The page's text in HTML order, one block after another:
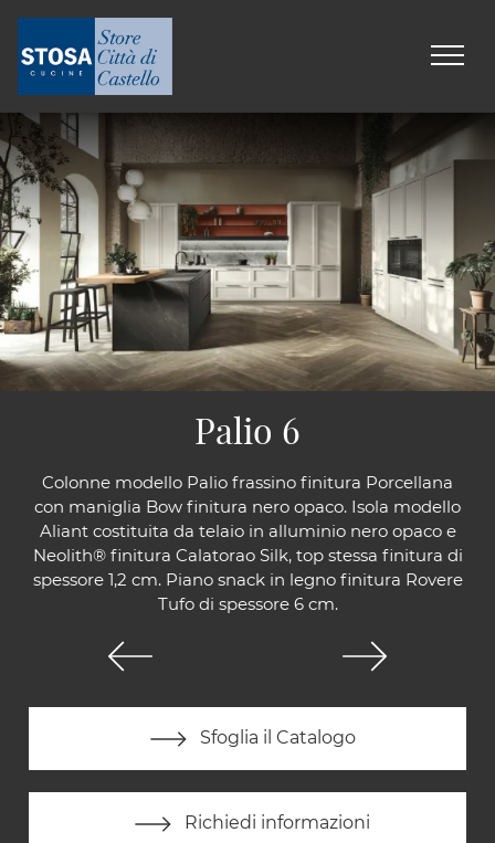
Colonne modello Palio frassino finitura Porcellana
con maniglia Bow finitura nero opaco. Isola modello
Aliant costituita da telaio in alluminio nero opaco e
Neolith® finitura Calatorao Silk, top stessa finitura di
spessore 1,2 cm. Piano snack in legno finitura Rovere
Tufo di spessore 6 cm.
Sfoglia il Catalogo
Richiedi informazioni
Palio 6